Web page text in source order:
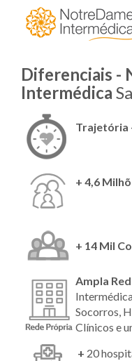
Diferenciais -
Intermédica
Trajetória
+ 4,6
+ 14 Mil
Ampla
Socorros,
Clínicos e
+ 20